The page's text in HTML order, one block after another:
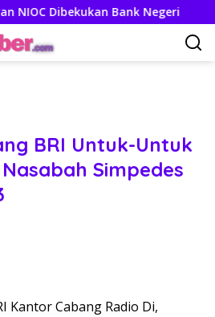
Dibekukan Bank Negeri
BRI Untuk-Untuk
Simpedes
Kantor Cabang Radio Di,